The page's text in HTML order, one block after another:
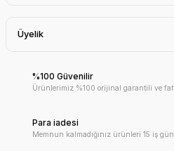
Üyelik
%100 Güvenilir
Ürünlerimiz %100 orijinal garantili ve
Para iadesi
Memnun kalmadığınız ürünleri 15 iş